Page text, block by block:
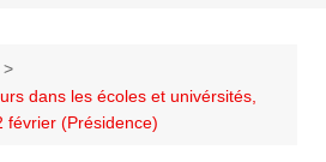
dans les écoles et univérsités,
février (Présidence)